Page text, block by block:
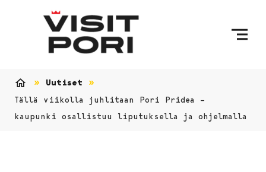
Uutiset
Tällä viikolla juhlitaan Pori Pridea –
kaupunki osallistuu liputuksella ja ohjelmalla